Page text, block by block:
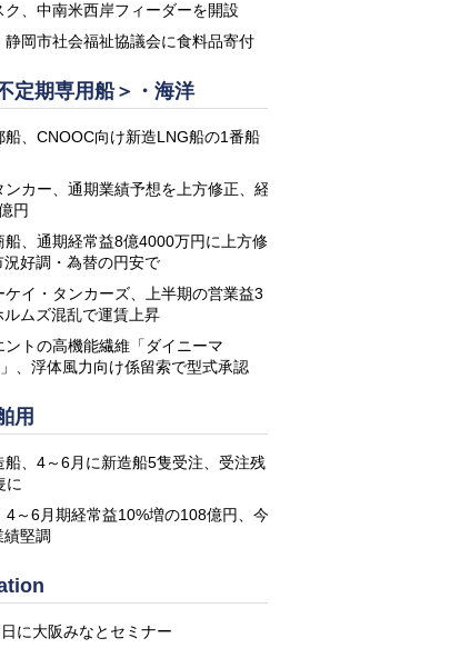
ク、中南米西岸フィーダーを開設
静岡市社会福祉協議会に食料品寄付
定期専用船＞・海洋
船、CNOOC向け新造LNG船の1番船
ンカー、通期業績予想を上方修正、経
円
船、通期経常益8億4000万円に上方修
況好調・為替の円安で
ケイ・タンカーズ、上半期の営業益3
ルムズ混乱で運賃上昇
ントの高機能繊維「ダイニーマ
、浮体風力向け係留索で型式承認
用
船、4～6月に新造船5隻受注、受注残
に
4～6月期経常益10%増の108億円、今
堅調
に大阪みなとセミナー